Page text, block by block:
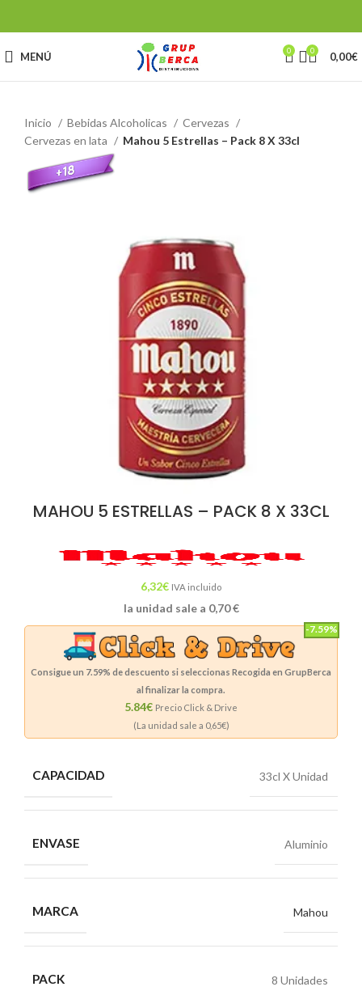
MENÚ 0 0 0,00€
Inicio Bebidas Alcoholicas
Cervezas
Cervezas en lata
Mahou 5 Estrellas – Pack 8 X 33cl
MAHOU 5 ESTRELLAS – PACK 8 X 33CL
6,32€ IVA incluido
la unidad sale a 0,70€
-7.59%
Consigue un 7.59% de descuento si seleccionas Recogida en GrupBerca
al finalizar la compra.
5.84€ Precio Click & Drive
(La unidad sale a 0,65€)
CAPACIDAD 33cl X Unidad
ENVASE Aluminio
MARCA Mahou
PACK 8 Unidades